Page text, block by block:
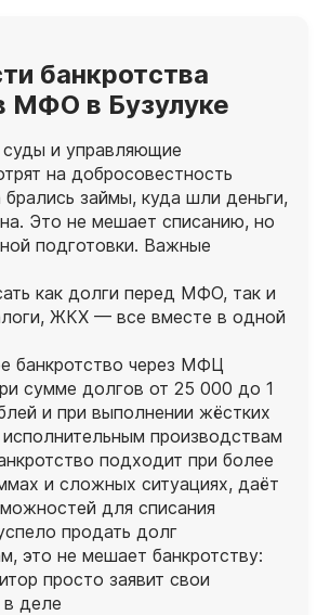
банкротства
МФО в Бузулуке
и управляющие
на добросовестность
займы, куда шли деньги,
Это не мешает списанию, но
подготовки. Важные
как долги перед МФО, так и
ЖКХ — все вместе в одной
банкротство через МФЦ
сумме долгов от 25 000 до 1
и при выполнении жёстких
производствам
подходит при более
и сложных ситуациях, даёт
для списания
продать долг
это не мешает банкротству:
просто заявит свои
в деле